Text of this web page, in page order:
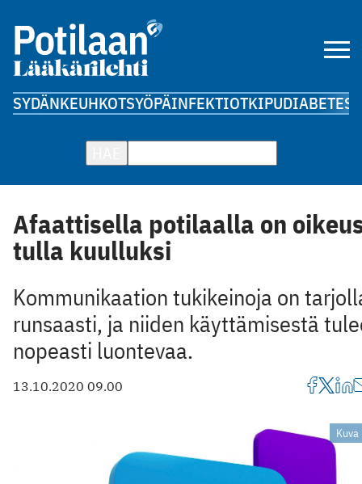
SYDÄNKEUHKOTSYÖPÄINFEKTIOTKIPUDIABETES
Afaattisella potilaalla on
tulla kuulluksi
Kommunikaation tukikeinoja on
runsaasti, ja niiden käyttämisestä
nopeasti luontevaa.
13.10.2020 09.00